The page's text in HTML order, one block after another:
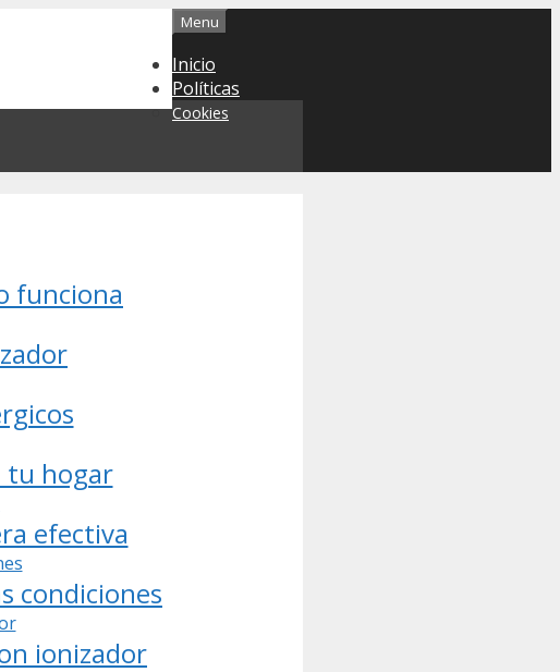
Menu
Inicio
Políticas
Cookies
funciona
tu hogar
efectiva
condiciones
ionizador